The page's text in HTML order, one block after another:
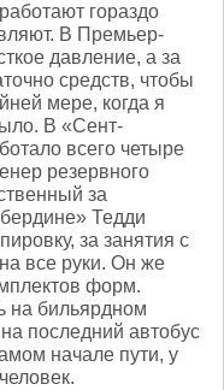
гораздо
В Премьер-
давление, а за
средств, чтобы
мере, когда я
В «Сент-
всего четыре
резервного
за
Тедди
за занятия с
все руки. Он же
форм.
на бильярдном
последний автобус
начале пути, у